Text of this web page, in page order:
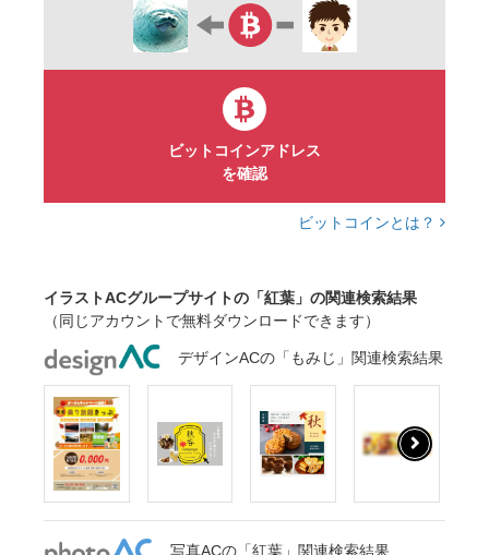
イラストレータ 葉 はっぱ 葉脈
風流 和 和風 日本 いちょう
秋分の日
11月 季節
ロマンチック
ビットコインアドレス
を確認
ビットコインとは？
イラストACグループサイトの「紅葉」の関連検索結果
（同じアカウントで無料ダウンロードできます）
デザインACの「もみじ」関連検索結果
写真ACの「紅葉」関連検索結果